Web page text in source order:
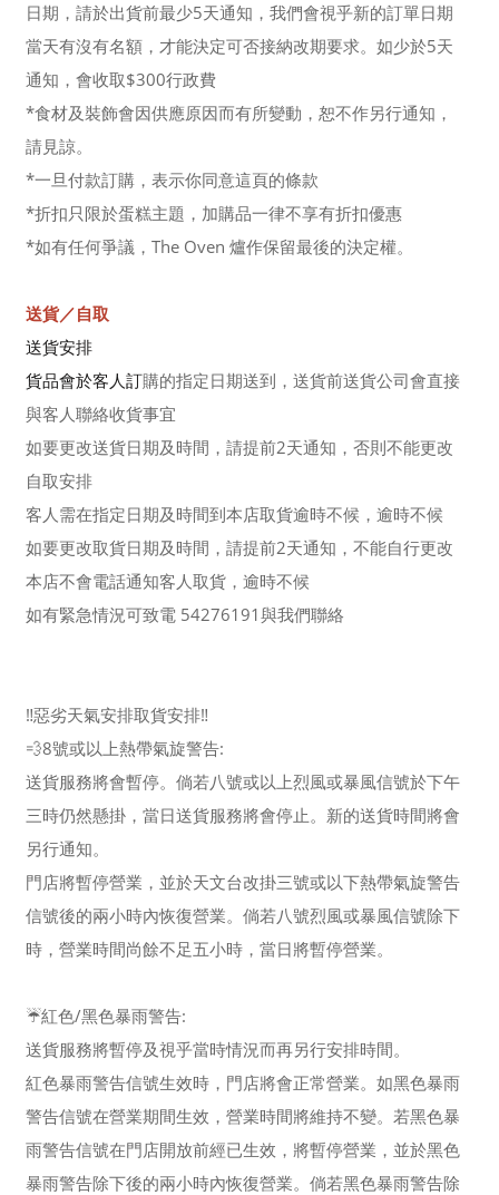
日期，請於出貨前最少5天通知，我們會視乎新的訂單日期
當天有沒有名額，才能決定可否接納改期要求。如少於5天
通知，會收取$300行政費
*食材及裝飾會因供應原因而有所變動，恕不作另行通知，
請見諒。
*一旦付款訂購，表示你同意這頁的條款
*折扣只限於蛋糕主題，加購品一律不享有折扣優惠
*如有任何爭議，The Oven 爐作保留最後的決定權。
送貨／自取
送貨安排
貨品會於客人訂購的指定日期送到，送貨前送貨公司會直接
與客人聯絡收貨事宜
如要更改送貨日期及時間，請提前2天通知，否則不能更改
自取安排
客人需在指定日期及時間到本店取貨逾時不候，逾時不候
如要更改取貨日期及時間，請提前2天通知，不能自行更改
本店不會電話通知客人取貨，逾時不候
如有緊急情況可致電 54276191與我們聯絡
‼️惡劣天氣安排取貨安排‼️
💨8號或以上熱帶氣旋警告:
送貨服務將會暫停。倘若八號或以上烈風或暴風信號於下午
三時仍然懸掛，當日送貨服務將會停止。新的送貨時間將會
另行通知。
門店將暫停營業，並於天文台改掛三號或以下熱帶氣旋警告
信號後的兩小時內恢復營業。倘若八號烈風或暴風信號除下
時，營業時間尚餘不足五小時，當日將暫停營業。
☔️紅色/黑色暴雨警告:
送貨服務將暫停及視乎當時情況而再另行安排時間。
紅色暴雨警告信號生效時，門店將會正常營業。如黑色暴雨
警告信號在營業期間生效，營業時間將維持不變。若黑色暴
雨警告信號在門店開放前經已生效，將暫停營業，並於黑色
暴雨警告除下後的兩小時內恢復營業。倘若黑色暴雨警告除